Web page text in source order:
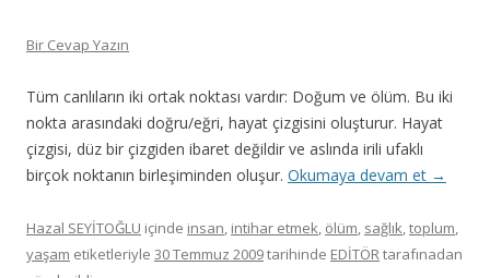
Bir Cevap Yazın
Tüm canlıların iki ortak noktası vardır: Doğum ve ölüm. Bu iki
nokta arasındaki doğru/eğri, hayat çizgisini oluşturur. Hayat
çizgisi, düz bir çizgiden ibaret değildir ve aslında irili ufaklı
birçok noktanın birleşiminden oluşur. Okumaya devam et →
Hazal SEYİTOĞLU içinde insan, intihar etmek, ölüm, sağlık,toplum,
yaşam etiketleriyle 30 Temmuz 2009tarihinde EDİTÖRtarafınadan